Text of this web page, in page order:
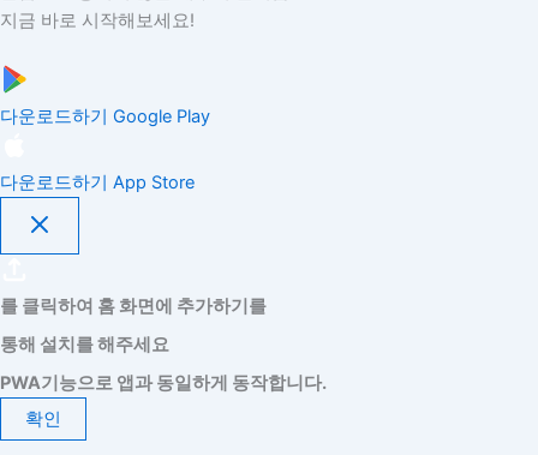
지금 바로 시작해보세요!
다운로드하기 Google Play
다운로드하기 App Store
를 클릭하여 홈 화면에 추가하기를
통해 설치를 해주세요
PWA기능으로 앱과 동일하게 동작합니다.
확인